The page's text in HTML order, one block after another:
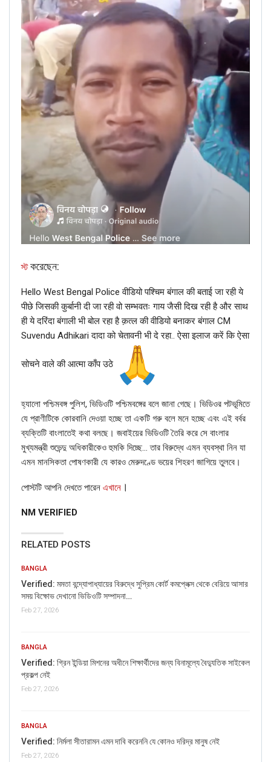
স্ট করেছেন:
Hello West Bengal Police वीडियो पश्चिम बंगाल की बताई जा रही ये
पीछे जिसकी कुर्बानी दी जा रही वो सम्भवतः गाय जैसी दिख रही है और साथ
ही ये दरिंदा बंगाली भी बोल रहा है क़त्ल की वीडियो बनाकर बंगाल CM
Suvendu Adhikari दादा को चेतावनी भी दे रहा.. ऐसा इलाज करें कि ऐसा
सोचने वाले की आत्मा काँप उठे
হ্যালো পশ্চিমবঙ্গ পুলিশ, ভিডিওটি পশ্চিমবঙ্গের বলে জানা গেছে। ভিডিওর পটভূমিতে
যে প্রাণীটিকে কোরবানি দেওয়া হচ্ছে তা একটি গরু বলে মনে হচ্ছে এবং এই বর্বর
ব্যক্তিটি বাংলাতেই কথা বলছে। জবাইয়ের ভিডিওটি তৈরি করে সে বাংলার
মুখ্যমন্ত্রী শুভেন্দু অধিকারীকেও হুমকি দিচ্ছে… তার বিরুদ্ধে এমন ব্যবস্থা নিন যা
এমন মানসিকতা পোষণকারী যে কারও মেরুদণ্ডে ভয়ের শিহরণ জাগিয়ে তুলবে।
পোস্টটি আপনি দেখতে পারেন এখানে ।
NM VERIFIED
RELATED POSTS
BANGLA
Verified: মমতা বন্দ্যোপাধ্যায়ের বিরুদ্ধে সুপ্রিম কোর্ট কমপ্লেক্স থেকে বেরিয়ে আসার
সময় বিক্ষোভ দেখানো ভিডিওটি সম্পাদনা…
Feb 27, 2026
BANGLA
Verified: গ্রিন ইন্ডিয়া মিশনের অধীনে শিক্ষার্থীদের জন্য বিনামূল্যে বৈদ্যুতিক সাইকেল
প্রকল্প নেই
Feb 27, 2026
BANGLA
Verified: নির্মলা সীতারামন এমন দাবি করেননি যে কোনও দরিদ্র মানুষ নেই
Feb 27, 2026